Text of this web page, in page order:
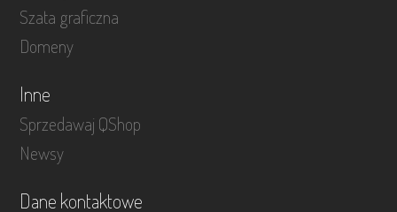
Szata graficzna
Domeny
Inne
Sprzedawaj QShop
Newsy
Dane kontaktowe